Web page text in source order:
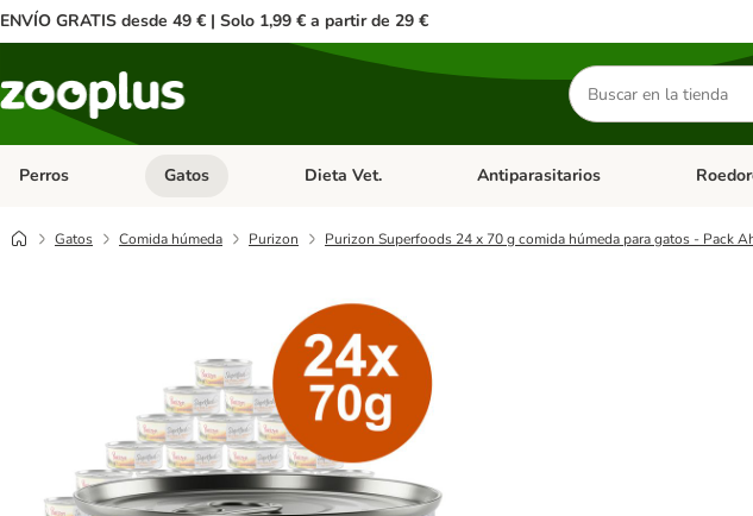
ENVÍO GRATIS desde 49 € | Solo 1,99 € a partir de 29 €
Buscar
productos
Perros Menú de categoria abierto: Perros
Gatos Menú de categoria abierto: Gatos
Dieta Vet. Menú de categoria abierto: Dieta Vet.
Antiparasitarios Menú
Gatos Comida húmeda Purizon Purizon Superfoods 24 x 70 g comida húmeda para gatos - Pack